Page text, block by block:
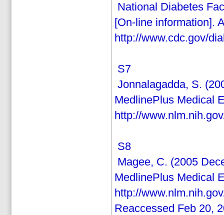
National Diabetes
[On-line information].
http://www.cdc.gov/
S7
Jonnalagadda, S.
MedlinePlus Medical
http://
S8
Magee, C. (2005
MedlinePlus Medical
http://
Reaccessed Feb 20,